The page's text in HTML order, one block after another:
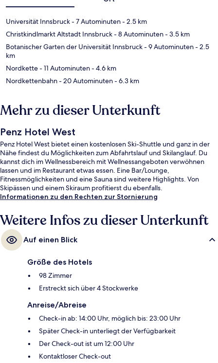
Universität Innsbruck- 7 Autominuten- 2.5 km
Christkindlmarkt Altstadt Innsbruck- 8 Autominuten- 3.5 km
Botanischer Garten der Universität Innsbruck- 9 Autominuten- 2.5
km
Nordkette- 11 Autominuten- 4.6 km
Nordkettenbahn- 20 Autominuten- 6.3 km
Mehr zu dieser Unterkunft
Penz Hotel West
Penz Hotel West bietet einen kostenlosen Ski-Shuttle und ganz in der
Nähe findest du Möglichkeiten zum Abfahrtslauf und Skilanglauf. Du
kannst dich im Wellnessbereich mit Wellnessangeboten verwöhnen
lassen und im Restaurant etwas essen. Eine Bar/Lounge,
Fitnessmöglichkeiten und eine Sauna sind weitere Highlights. Von
Skipässen und einem Skiraum profitierst du ebenfalls.
Informationen zu den Rechten zur Stornierung
Weitere Infos zu dieser Unterkunft
Auf einen Blick
Größe des Hotels
98 Zimmer
Erstreckt sich über 4 Stockwerke
Anreise/Abreise
Check-in ab: 14:00 Uhr, möglich bis: 23:00 Uhr
Später Check-in unterliegt der Verfügbarkeit
Der Check-out ist um 12:00 Uhr
Kontaktloser Check-out